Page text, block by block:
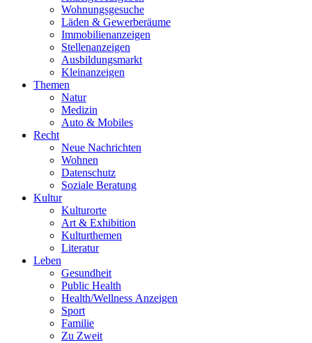
Wohnungsgesuche
Läden & Gewerberäume
Immobilienanzeigen
Stellenanzeigen
Ausbildungsmarkt
Kleinanzeigen
Themen
Natur
Medizin
Auto & Mobiles
Recht
Neue Nachrichten
Wohnen
Datenschutz
Soziale Beratung
Kultur
Kulturorte
Art & Exhibition
Kulturthemen
Literatur
Leben
Gesundheit
Public Health
Health/Wellness Anzeigen
Sport
Familie
Zu Zweit